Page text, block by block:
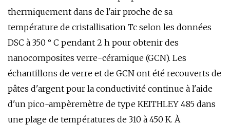
thermiquement dans de l'air proche de sa
température de cristallisation Tc selon les données
DSC à 350 ° C pendant 2 h pour obtenir des
nanocomposites verre-céramique (GCN). Les
échantillons de verre et de GCN ont été recouverts de
pâtes d'argent pour la conductivité continue à l'aide
d'un pico-ampèremètre de type KEITHLEY 485 dans
une plage de températures de 310 à 450 K. À